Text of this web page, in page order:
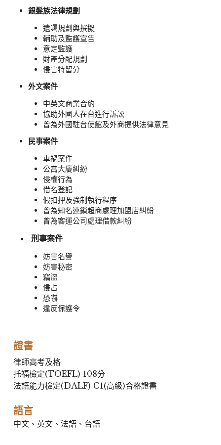
銀髮族法律規劃
遺囑規劃與撰擬
輔助及監護宣告
意定監護
財產分配規劃
侵害特留分
外文案件
中英文商業合約
協助外國人在台進行訴訟
曾為外國駐台使館及外商提供法律意見
民事案件
車禍案件
公寓大廈糾紛
侵權行為
借名登記
假扣押及強制執行程序
曾為知名連鎖超商處理加盟店糾紛
曾為客運公司處理借款糾紛
刑事案件
妨害名譽
妨害秘密
竊盜
侵占
恐嚇
違反保護令
證書
律師高考及格
托福檢定(TOEFL) 108分
法語能力檢定(DALF) C1(高級)合格證書
語言
中文、英文、法語、台語